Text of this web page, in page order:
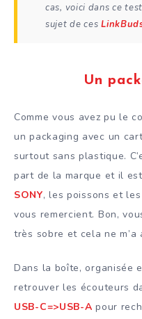
cas, voici dans ce
sujet de ces
Un
Comme vous avez pu le
un packaging avec un
surtout sans plastique.
part de la marque et il
SONY, les poissons et
vous remercient. Bon,
très sobre et cela ne
Dans la boîte, organisée
retrouver les écouteurs
USB-C=>USB-A pour